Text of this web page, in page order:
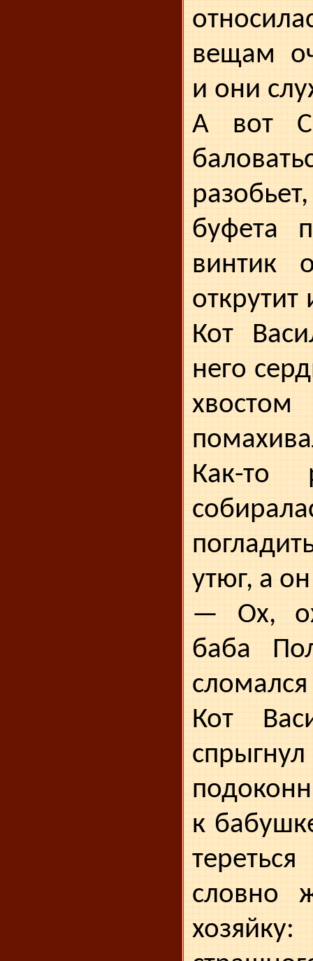
вещам
и они
А вот
буфета
винтик
открутит
Кот
него
Как-то
утюг, а
— Ох,
баба
Кот
к
словно